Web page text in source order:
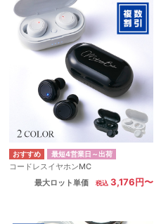
最短4営業日～出荷
コードレスイヤホンMC
最大ロット単価
3,176円〜